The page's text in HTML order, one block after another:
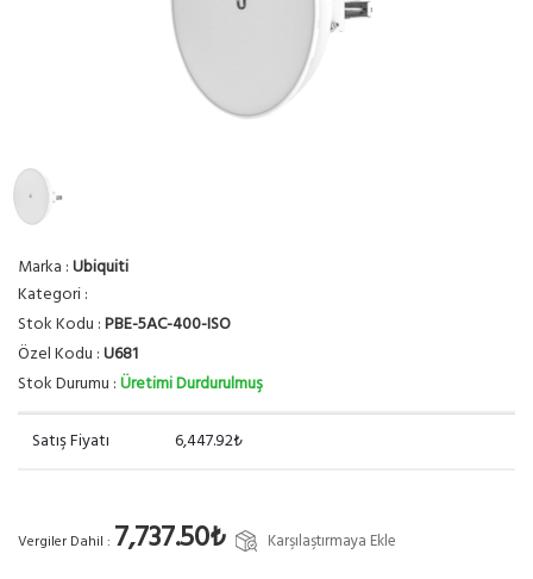
Marka :Ubiquiti
Kategori :
Stok Kodu :PBE-5AC-400-ISO
Özel Kodu :U681
Stok Durumu :Üretimi Durdurulmuş
Satış Fiyatı 6,447.92₺
Vergiler Dahil : 7,737.50₺ Karşılaştırmaya Ekle